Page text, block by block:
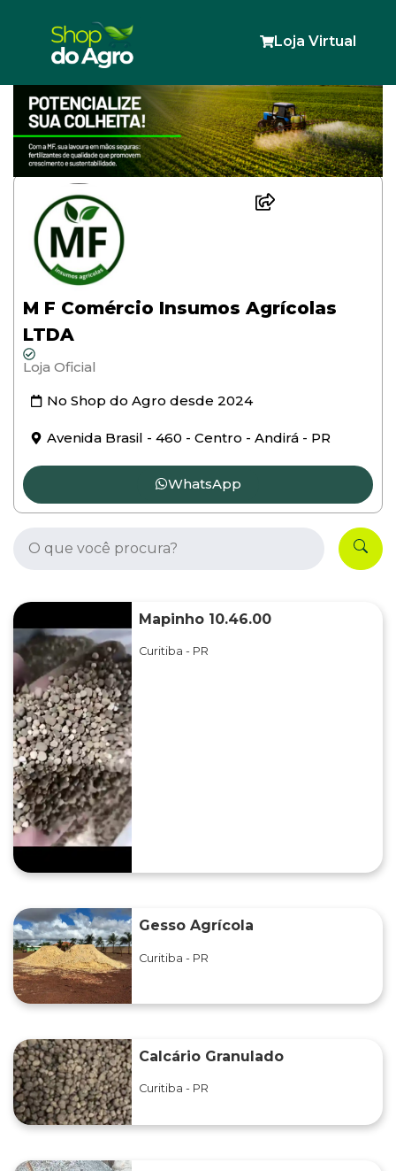
Loja Virtual
M F Comércio Insumos Agrícolas
LTDA
Loja Oficial
No Shop do Agro desde 2024
Avenida Brasil - 460 - Centro - Andirá - PR
WhatsApp
Mapinho 10.46.00
Curitiba - PR
Gesso Agrícola
Curitiba - PR
Calcário Granulado
Curitiba - PR